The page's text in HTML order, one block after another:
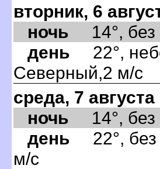
вторник, 6
ночь 14°, без
день 22°,
Северный,2 м/с
среда, 7 августа
ночь 14°, без
день 22°, без
м/с